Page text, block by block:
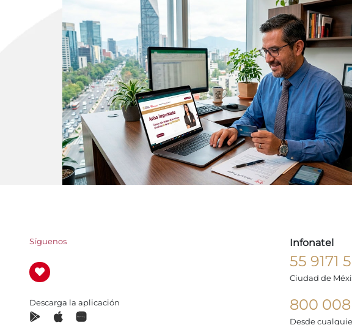
Síguenos
Descarga la aplicación
Infonatel
55 9171
Ciudad de
800
Desde